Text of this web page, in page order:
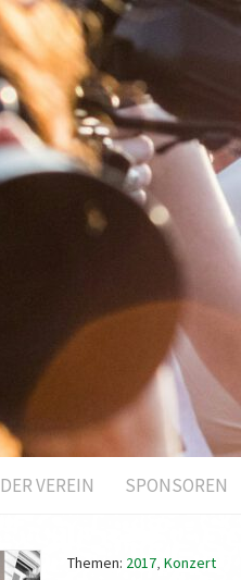
DER VEREIN SPONSOREN
Themen: 2017, Konzert